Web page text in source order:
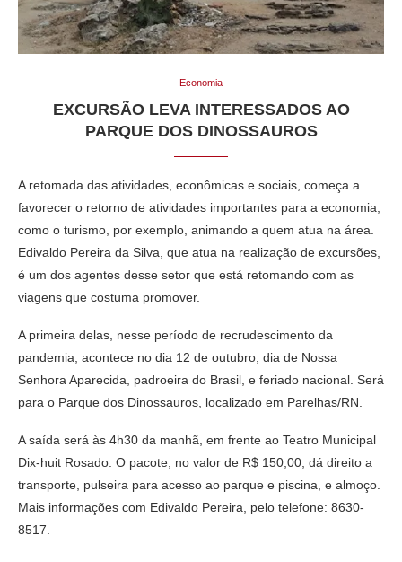
Economia
EXCURSÃO LEVA INTERESSADOS AO
PARQUE DOS DINOSSAUROS
A retomada das atividades, econômicas e sociais, começa a
favorecer o retorno de atividades importantes para a economia,
como o turismo, por exemplo, animando a quem atua na área.
Edivaldo Pereira da Silva, que atua na realização de excursões,
é um dos agentes desse setor que está retomando com as
viagens que costuma promover.
A primeira delas, nesse período de recrudescimento da
pandemia, acontece no dia 12 de outubro, dia de Nossa
Senhora Aparecida, padroeira do Brasil, e feriado nacional. Será
para o Parque dos Dinossauros, localizado em Parelhas/RN.
A saída será às 4h30 da manhã, em frente ao Teatro Municipal
Dix-huit Rosado. O pacote, no valor de R$ 150,00, dá direito a
transporte, pulseira para acesso ao parque e piscina, e almoço.
Mais informações com Edivaldo Pereira, pelo telefone: 8630-
8517.